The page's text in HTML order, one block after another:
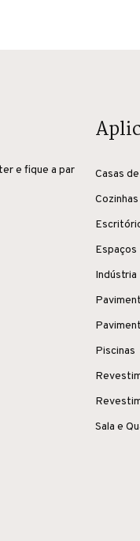
e fique a par
Casas
Cozinhas
Indústria
Piscinas
Sala e